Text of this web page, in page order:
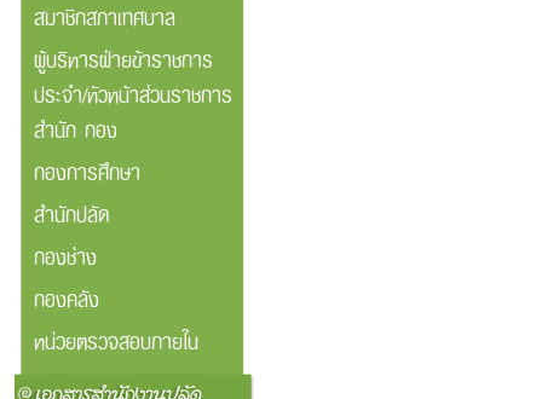
สมาชิกสภาเทศบาล
ผู้บริหารฝ่ายข้าราชการ
ประจำ/หัวหน้าส่วนราชการ
สำนัก กอง
กองการศึกษา
สำนักปลัด
กองช่าง
กองคลัง
หน่วยตรวจสอบภายใน